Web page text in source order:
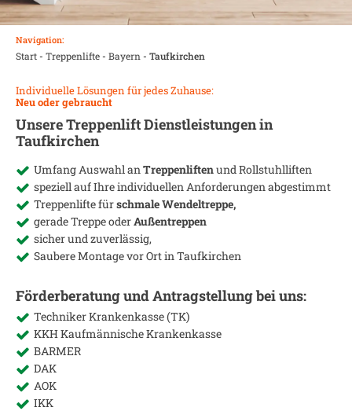
Navigation:
Start- Treppenlifte- Bayern - Taufkirchen
Individuelle Lösungen für jedes Zuhause:
Neu oder gebraucht
Unsere Treppenlift Dienstleistungen in
Taufkirchen
Umfang Auswahl anTreppenliftenund Rollstuhlliften
speziell auf Ihre individuellen Anforderungen abgestimmt
Treppenlifte fürschmale Wendeltreppe,
gerade Treppe oderAußentreppen
sicher und zuverlässig,
Saubere Montage vor Ort inTaufkirchen
Förderberatung und Antragstellung bei uns:
Techniker Krankenkasse (TK)
KKH Kaufmännische Krankenkasse
BARMER
DAK
AOK
IKK